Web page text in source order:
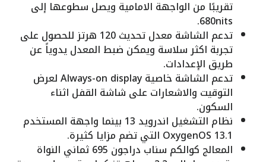
تقريبًا من الواجهة الامامية ويصل سطوعها إلى
680nits.
تدعم الشاشة معدل تحديث 120 هرتز للحصول على
تجربة اكثر سلاسة ويمكن ضبط المعدل يدوياً عن
طريق الإعدادات.
تدعم الشاشة خاصية Always-on display لعرض
التوقيت والاشعارات على شاشة القفل اثناء
السكون.
نظام التشغيل اندرويد 13 بينما واجهة المستخدم
OxygenOS 13.1 التي تضم مزايا كثيرة.
المعالج كوالكم سناب دراجون 695 ثماني النواة